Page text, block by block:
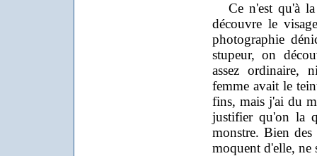
Ce n'est qu'à la
découvre le
photographie
stupeur, on
assez ordinaire,
femme avait le
fins, mais j'ai du
justifier qu'on la
monstre. Bien
moquent d'elle, ne